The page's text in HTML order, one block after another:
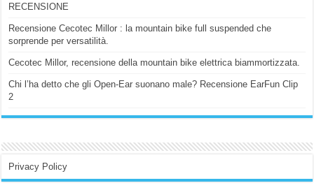
RECENSIONE
Recensione Cecotec Millor : la mountain bike full suspended che
sorprende per versatilità.
Cecotec Millor, recensione della mountain bike elettrica biammortizzata.
Chi l’ha detto che gli Open-Ear suonano male? Recensione EarFun Clip
2
Privacy Policy